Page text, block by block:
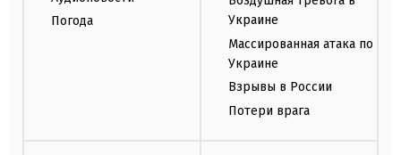
Погода
Украине
Массированная атака по
Украине
Взрывы в России
Потери врага